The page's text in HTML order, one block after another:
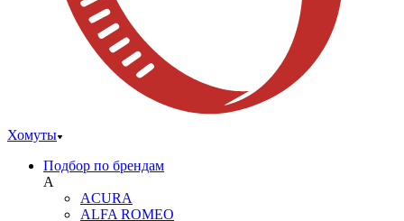
Хомуты
Подбор по брендам
A
ACURA
ALFA ROMEO